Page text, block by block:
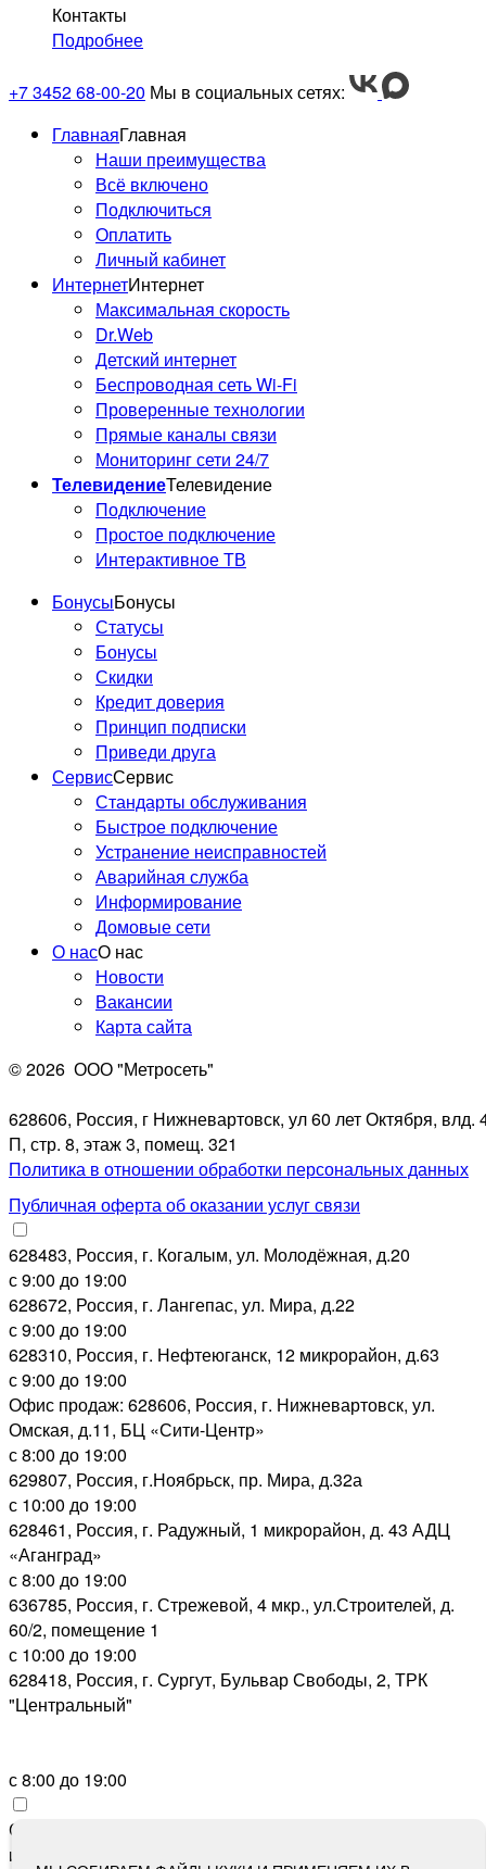
Контакты
Подробнее
+7 3452 68-00-20 Мы в социальных сетях:
ГлавнаяГлавная
Наши преимущества
Всё включено
Подключиться
Оплатить
Личный кабинет
ИнтернетИнтернет
Максимальная скорость
Dr.Web
Детский интернет
Беспроводная сеть Wi-Fi
Проверенные технологии
Прямые каналы связи
Мониторинг сети 24/7
ТелевидениеТелевидение
Подключение
Простое подключение
Интерактивное ТВ
БонусыБонусы
Статусы
Бонусы
Скидки
Кредит доверия
Принцип подписки
Приведи друга
СервисСервис
Стандарты обслуживания
Быстрое подключение
Устранение неисправностей
Аварийная служба
Информирование
Домовые сети
О насО нас
Новости
Вакансии
Карта сайта
© 2026 ООО "Метросеть"
628606, Россия, г Нижневартовск, ул 60 лет Октября, влд.
П, стр. 8, этаж 3, помещ. 321
Политика в отношении обработки персональных данных
Публичная оферта об оказании услуг связи
628483, Россия, г. Когалым, ул. Молодёжная, д.20
с 9:00 до 19:00
628672, Россия, г. Лангепас, ул. Мира, д.22
с 9:00 до 19:00
628310, Россия, г. Нефтеюганск, 12 микрорайон, д.63
с 9:00 до 19:00
Офис продаж: 628606, Россия, г. Нижневартовск, ул.
Омская, д.11, БЦ «Сити-Центр»
с 8:00 до 19:00
629807, Россия, г.Ноябрьск, пр. Мира, д.32а
с 10:00 до 19:00
628461, Россия, г. Радужный, 1 микрорайон, д. 43 АДЦ
«Аганград»
с 8:00 до 19:00
636785, Россия, г. Стрежевой, 4 мкр., ул.Строителей, д.
60/2, помещение 1
с 10:00 до 19:00
628418, Россия, г. Сургут, Бульвар Свободы, 2, ТРК
"Центральный"
с 8:00 до 19:00
Сайт зарегистрирован Роскомнадзором как сетевое
издание «Метросеть» 13.12.2017, свидетельство о